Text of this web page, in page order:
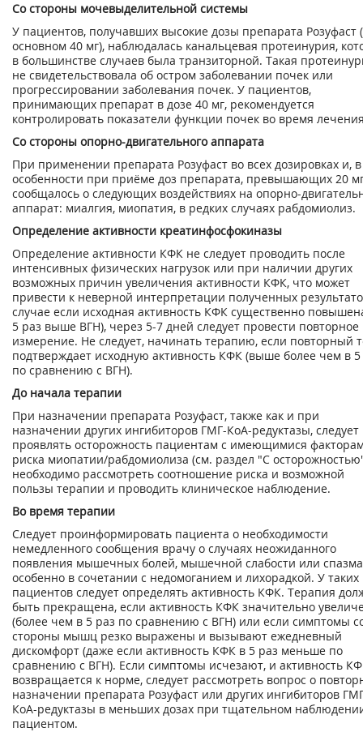
Со стороны мочевыделительной системы
У пациентов, получавших высокие дозы препарата Розуфаст
основном 40 мг), наблюдалась канальцевая протеинурия,
в большинстве случаев была транзиторной. Такая
не свидетельствовала об остром заболевании почек или
прогрессировании заболевания почек. У пациентов,
принимающих препарат в дозе 40 мг, рекомендуется
контролировать показатели функции почек во время
Со стороны опорно-двигательного аппарата
При применении препарата Розуфаст во всех дозировках и, в
особенности при приёме доз препарата, превышающих 20
сообщалось о следующих воздействиях на опорно-
аппарат: миалгия, миопатия, в редких случаях рабдомиолиз.
Определение активности креатинфосфокиназы
Определение активности КФК не следует проводить после
интенсивных физических нагрузок или при наличии других
возможных причин увеличения активности КФК, что может
привести к неверной интерпретации полученных
случае если исходная активность КФК существенно
5 раз выше ВГН), через 5-7 дней следует провести повторное
измерение. Не следует, начинать терапию, если повторный
подтверждает исходную активность КФК (выше более чем в 5
по сравнению с ВГН).
До начала терапии
При назначении препарата Розуфаст, также как и при
назначении других ингибиторов ГМГ-КоА-редуктазы, следует
проявлять осторожность пациентам с имеющимися
риска миопатии/рабдомиолиза (см. раздел "С
необходимо рассмотреть соотношение риска и возможной
пользы терапии и проводить клиническое наблюдение.
Во время терапии
Следует проинформировать пациента о необходимости
немедленного сообщения врачу о случаях неожиданного
появления мышечных болей, мышечной слабости или
особенно в сочетании с недомоганием и лихорадкой. У таких
пациентов следует определять активность КФК. Терапия
быть прекращена, если активность КФК значительно
(более чем в 5 раз по сравнению с ВГН) или если симптомы
стороны мышц резко выражены и вызывают ежедневный
дискомфорт (даже если активность КФК в 5 раз меньше по
сравнению с ВГН). Если симптомы исчезают, и активность
возвращается к норме, следует рассмотреть вопрос о
назначении препарата Розуфаст или других ингибиторов
КоА-редуктазы в меньших дозах при тщательном
пациентом.